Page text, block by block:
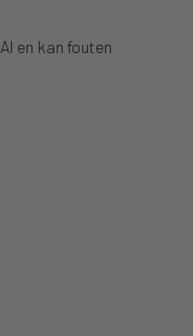
en kan fouten